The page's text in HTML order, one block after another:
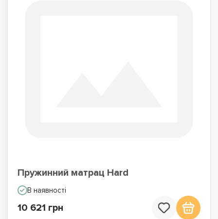
Пружинний матрац Hard
В наявності
10 621 грн